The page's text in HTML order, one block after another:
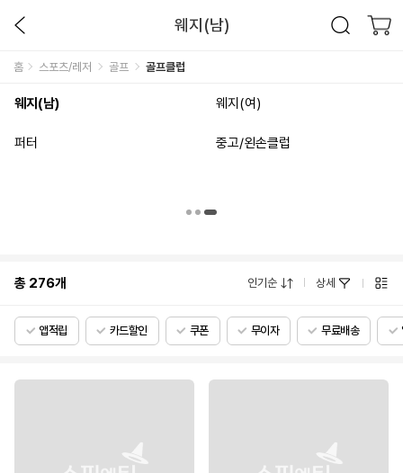
웨지(남)
홈 스포츠/레저 골프 골프클럽
웨지(남) 웨지(여)
퍼터 중고/왼손클럽
총 276개 인기순 상세
앱적립 카드할인 쿠폰 무이자 무료배송